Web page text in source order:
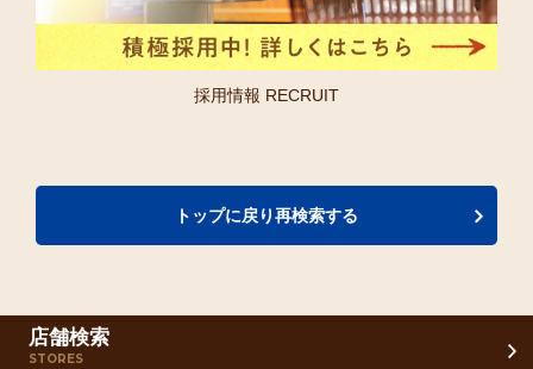
採用情報 RECRUIT
トップに戻り再検索する
店舗検索
STORES